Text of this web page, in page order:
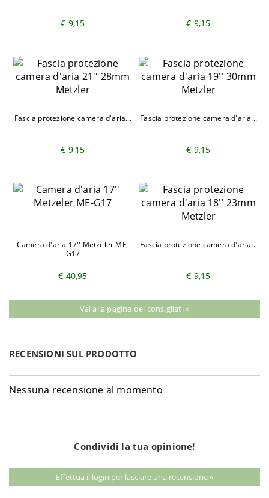
€ 9,15 € 9,15
Fascia protezione camera d'aria...
€ 9,15
Fascia protezione camera d'aria...
€ 9,15
Camera d'aria 17'' Metzeler ME-
G17
€ 40,95
Fascia protezione camera d'aria...
€ 9,15
Vai alla pagina dei consigliati »
RECENSIONI SUL PRODOTTO
Nessuna recensione al momento
Condividi la tua opinione!
Effettua il login per lasciare una recensione »